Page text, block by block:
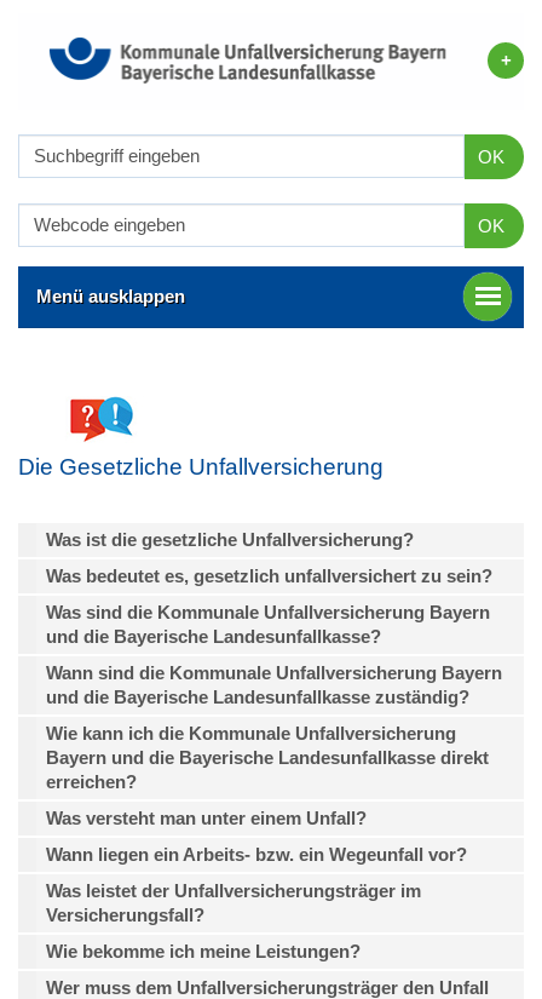
OK
OK
Menü ausklappen
Die Gesetzliche Unfallversicherung
Was ist die gesetzliche Unfallversicherung?
Was bedeutet es, gesetzlich unfallversichert zu sein?
Was sind die Kommunale Unfallversicherung Bayern
und die Bayerische Landesunfallkasse?
Wann sind die Kommunale Unfallversicherung Bayern
und die Bayerische Landesunfallkasse zuständig?
Wie kann ich die Kommunale Unfallversicherung
Bayern und die Bayerische Landesunfallkasse direkt
erreichen?
Was versteht man unter einem Unfall?
Wann liegen ein Arbeits- bzw. ein Wegeunfall vor?
Was leistet der Unfallversicherungsträger im
Versicherungsfall?
Wie bekomme ich meine Leistungen?
Wer muss dem Unfallversicherungsträger den Unfall